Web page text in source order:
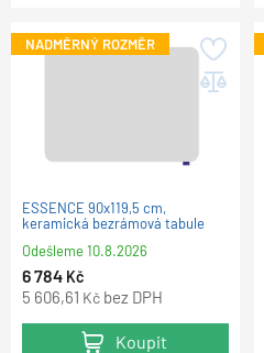
NADMĚRNÝ ROZMĚR
ESSENCE 90x119,5 cm,
keramická bezrámová tabule
Odešleme10.8.2026
6 784 Kč
5 606,61 Kč bez DPH
Koupit